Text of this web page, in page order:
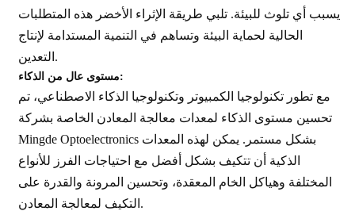
يسبب أي تلوث للبيئة. تلبي طريقة الإثراء الأخضر هذه المتطلبات
الحالية لحماية البيئة وتساهم في التنمية المستدامة لإنتاج
التعدين.
مستوى عال من الذكاء:
مع تطور تكنولوجيا الكمبيوتر وتكنولوجيا الذكاء الاصطناعي، تم
تحسين مستوى الذكاء لمعدات معالجة المعادن الخاصة بشركة
Mingde Optoelectronics بشكل مستمر. يمكن لهذه المعدات
الذكية أن تتكيف بشكل أفضل مع احتياجات الفرز للأنواع
المختلفة وهياكل الخام المعقدة، وتحسين المرونة والقدرة على
التكيف لمعالجة المعادن.